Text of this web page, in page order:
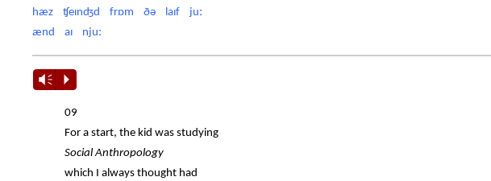
hæz ʧeɪnʤd frɒm ðə laɪf juː
ænd aɪ njuː
Vm P
09
For a start, the kid was studying
Social Anthropology
which I always thought had